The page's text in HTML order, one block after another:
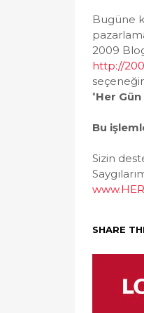
Bugüne
2009
http://
"Her
Bu
Sizin
SHARE